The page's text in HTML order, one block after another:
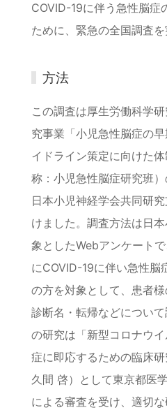
COVID-19に伴う急性脳症
ために、緊急の全国調査を
方法
この調査は厚生労働科学
究事業「小児急性脳症の
イドライン策定に向けた
称：小児急性脳症研究班）
日本小児神経学会共同研
けました。調査方法は日
象としたWebアンケート
にCOVID-19に伴い急性脳
の方を対象として、患者
診断名・転帰などについ
の研究は「新型コロナウ
症に即応するための臨床
久間 啓）として東京都医
による審査を受け、適切